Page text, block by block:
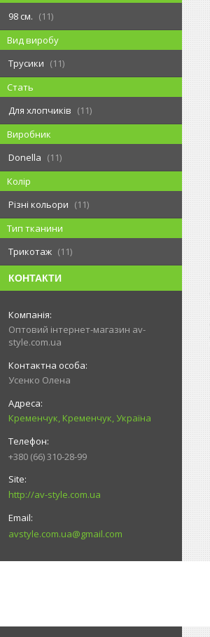
98 см.
11
Вид виробу
Трусики
11
Стать
Для хлопчиків
11
Виробник
Donella
11
Колір
Різні кольори
11
Тип тканини
Трикотаж
11
КОНТАКТИ
Оптовий інтернет-магазин av-
style.com.ua
Усенко Олена
Кременчук, Кременчук, Україна
+380 (66) 310-28-99
http://av-style.com.ua
avstyle.com.ua@gmail.com